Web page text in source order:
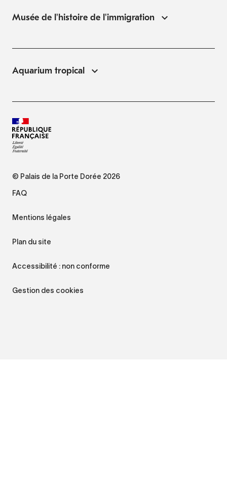
Musée de l'histoire de l'immigration
Aquarium tropical
© Palais de la Porte Dorée 2026
FAQ
Mentions légales
Plan du site
Accessibilité : non conforme
Gestion des cookies